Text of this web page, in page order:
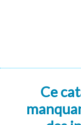
Ce